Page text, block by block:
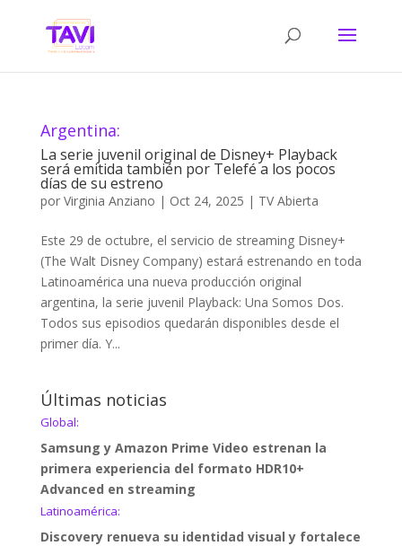
Argentina:
La serie juvenil original de Disney+ Playback
será emitida también por Telefé a los pocos
días de su estreno
por Virginia Anziano | Oct 24, 2025 | TV Abierta
Este 29 de octubre, el servicio de streaming Disney+
(The Walt Disney Company) estará estrenando en toda
Latinoamérica una nueva producción original
argentina, la serie juvenil Playback: Una Somos Dos.
Todos sus episodios quedarán disponibles desde el
primer día. Y...
Últimas noticias
Global:
Samsung y Amazon Prime Video estrenan la
primera experiencia del formato HDR10+
Advanced en streaming
Latinoamérica:
Discovery renueva su identidad visual y fortalece